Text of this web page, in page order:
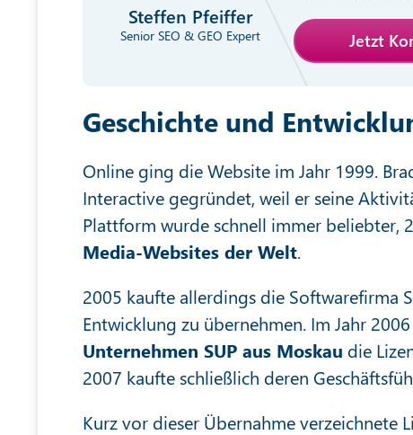
Steffen Pfeiffer
Senior SEO & GEO Expert Jetzt
Geschichte und
Online ging die Website im Jahr 1999.
Interactive gegründet, weil er seine
Plattform wurde schnell immer beliebter,
Media-Websites der Welt.
2005 kaufte allerdings die Softwarefirma
Entwicklung zu übernehmen. Im Jahr
Unternehmen SUP aus Moskau die
2007 kaufte schließlich deren
Kurz vor dieser Übernahme verzeichnete